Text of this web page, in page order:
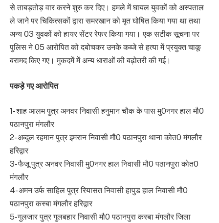
से ताबड़तोड़ वार करने शुरु कर दिए। हमले में घायल युवकों को अस्पताल
ले जाने पर चिकित्सकों द्वारा समरखान को मृत घोषित किया गया था तथा
अन्य 03 युवकों को हायर सेंटर रेफर किया गया। एक सटीक सूचना पर
पुलिस ने 05 आरोपित को दबोचकर उनके कब्जे से हत्या में प्रयुक्त चाकू
बरामद किए गए। मुकदमें में अन्य धाराओं की बढ़ोतरी की गई।
पकड़े गए आरोपित
1- शाह आलम पुत्र अनवर निवासी हनुमान चौक के पास मु0नगर हाल मौ0
पठानपुरा मंगलौर
2- अब्दुल रहमान पुत्र इमरान निवासी मौ0 पठानपुरा थाना कोत0 मंगलौर
हरिद्वार
3- फैजू पुत्र अनवर निवासी मु0नगर हाल निवासी मौ0 पठानपुरा कोत0
मंगलौर
4- अमन उर्फ साहिल पुत्र रियासत निवासी हापुड हाल निवासी मौ0
पठानपुरा कस्बा मंगलौर हरिद्वार
5-गुलजार पुत्र गुलबहार निवासी मौ0 पठानपुरा कस्बा मंगलौर जिला